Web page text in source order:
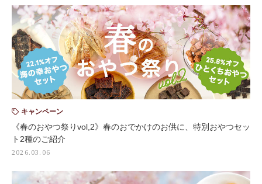
キャンペーン
《春のおやつ祭りvol,2》春のおでかけのお供に、特別おやつセッ
ト2種のご紹介
2026.03.06